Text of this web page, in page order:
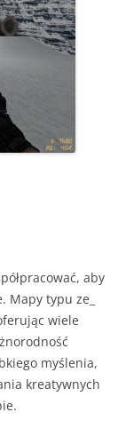
aby
typu ze_
wiele
myślenia,
kreatywnych